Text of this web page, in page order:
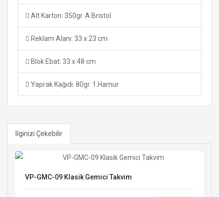
Alt Karton: 350gr. A.Bristol
Reklam Alanı: 33 x 23 cm
Blok Ebat: 33 x 48 cm
Yaprak Kağıdı: 80gr. 1.Hamur
İlginizi Çekebilir
VP-GMC-09 Klasik Gemici Takvim